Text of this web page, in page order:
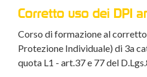
Corretto uso dei DPI
Corso di formazione al
Protezione Individuale) di 3a
quota L1 - art.37 e 77 del